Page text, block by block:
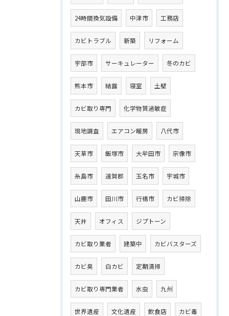
24時間換気設備 中津市 工務店
カビトラブル 新築 リフォーム
宇部市 サーキュレーター 冬のカビ
熊本市 結露 寝室 土壁
カビ取り専門 化学物質過敏症
現地調査 エアコン暖房 八代市
天草市 飯塚市 大牟田市 宗像市
糸島市 遠賀郡 玉名市 宇城市
山鹿市 田川市 行橋市 カビ掃除
天井 オフィス ジプトーン
カビ取り業者 建築中 カビバスターズ
カビ臭 白カビ 定期清掃
カビ取り専門業者 水虫 九州
世界遺産 文化遺産 飲食店 カビ毒